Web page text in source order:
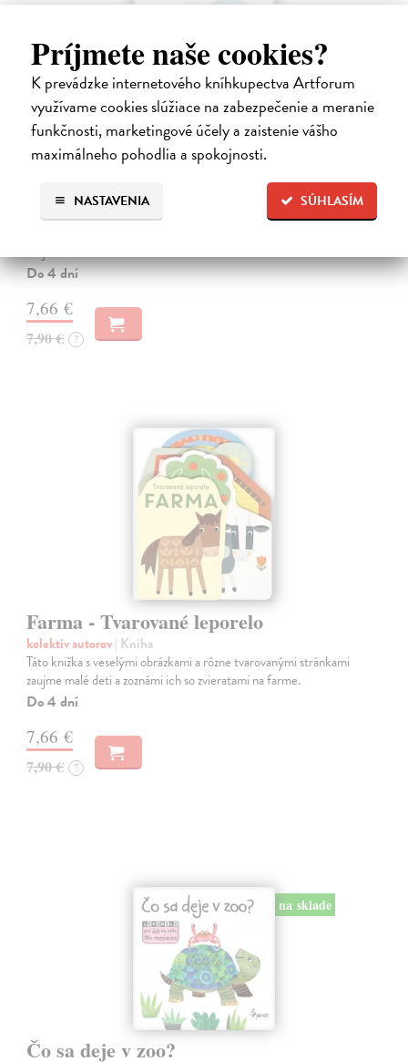
Príjmete naše cookies?
K prevádzke internetového kníhkupectva Artforum
využívame cookies slúžiace na zabezpečenie a meranie
funkčnosti, marketingové účely a zaistenie vášho
maximálneho pohodlia a spokojnosti.
SÚHLASÍM
NASTAVENIA
Les - Tvarované leporelo
Payne Sally| Kniha
Do 4 dní
7,66 €
7,90 € ?
Farma - Tvarované leporelo
kolektív autorov| Kniha
Táto knižka s veselými obrázkami a rôzne tvarovanými stránkami
zaujme malé deti a zoznámi ich so zvieratami na farme.
Do 4 dní
7,66 €
7,90 € ?
na sklade
Čo sa deje v zoo?